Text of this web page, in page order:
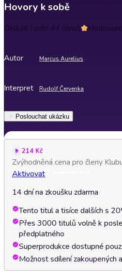
Hovory k sobě
Délka6 hodin 44 minut
Autor Marcus Aurelius
Interpret Rudolf Červenka
Poslouchat ukázku
214 Kč
Zvýhodněná cena pro členy
Aktivovat
14 dní na zkoušku zdarma
Tento titul a tisíce dalších s
Přes 3000 titulů volně k
předplatného
Superprodukce dostupné
Možnost sdílení zakoupených